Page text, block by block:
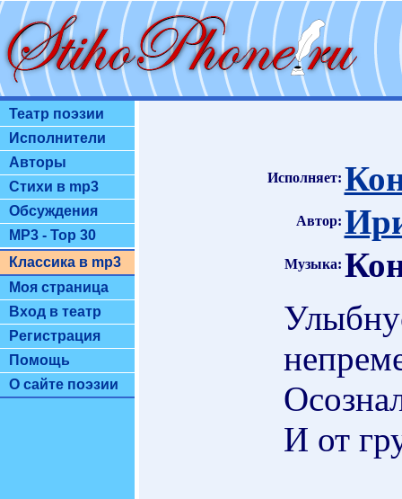
Театр поэзии
Исполнители
Авторы
Стихи в mp3
Обсуждения
MP3 - Top 30
Классика в mp3
Моя страница
Вход в театр
Регистрация
Помощь
О сайте поэзии
Исполняет:
Автор:
Музыка:
И от